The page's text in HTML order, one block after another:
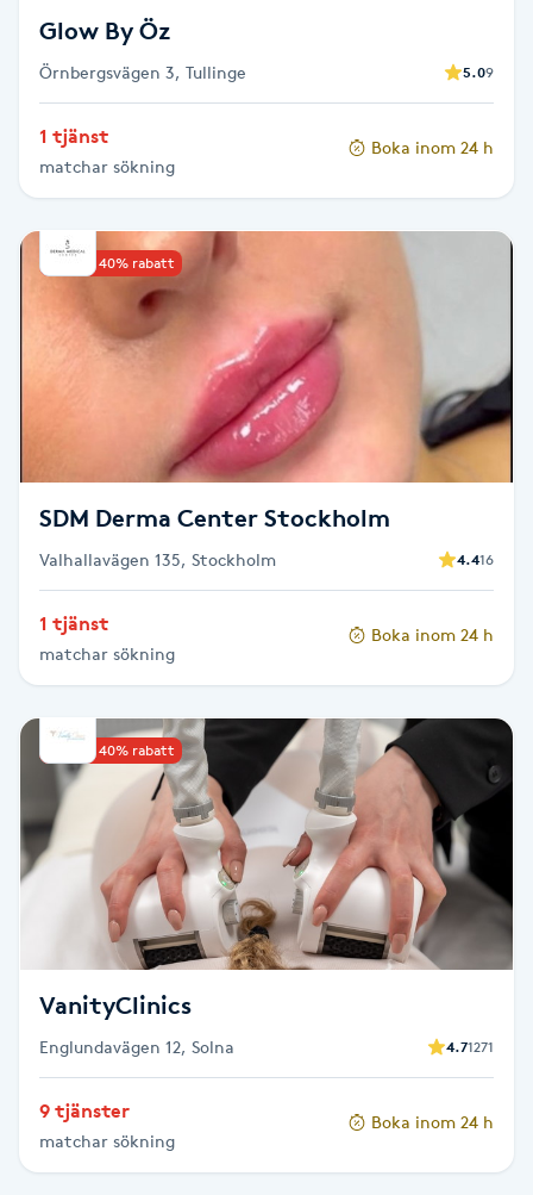
Föning
Gelenaglar
Gellack
Gellack med förstärkning
Gruppträning
Gua Sha-massage
Hatha Yoga
Headspa
Healing
Herrklippning
Hollywood Peel
Hot Stone Massage
Hot yoga
Glow By Öz
Örnbergsvägen 3, Tullinge 5.09
1 tjänst
matchar sökning
Boka inom 24 h
Upp till 40% rabatt
SDM Derma Center Stockholm
Valhallavägen 135, Stockholm 4.416
1 tjänst
matchar sökning
Boka inom 24 h
Upp till 40% rabatt
VanityClinics
Englundavägen 12, Solna 4.71271
9 tjänster
matchar sökning
Boka inom 24 h